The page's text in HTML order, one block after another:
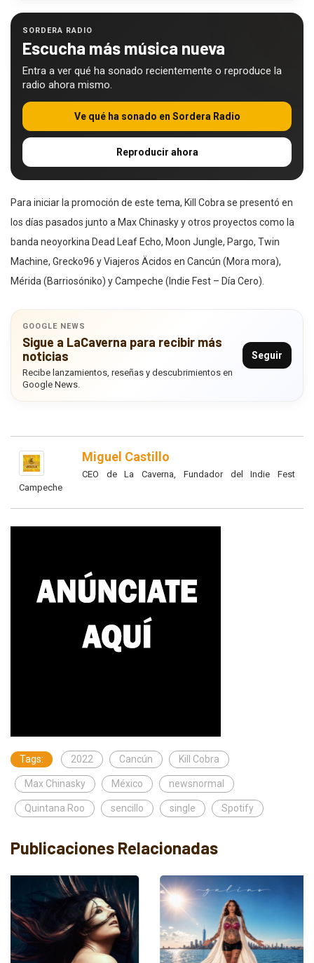
SORDERA RADIO
Escucha más música nueva
Entra a ver qué ha sonado recientemente o reproduce la
radio ahora mismo.
Ve qué ha sonado en Sordera Radio
Reproducir ahora
Para iniciar la promoción de este tema, Kill Cobra se presentó en
los días pasados junto a Max Chinasky y otros proyectos como la
banda neoyorkina Dead Leaf Echo, Moon Jungle, Pargo, Twin
Machine, Grecko96 y Viajeros Äcidos en Cancún (Mora mora),
Mérida (Barriosóniko) y Campeche (Indie Fest – Día Cero).
GOOGLE NEWS
Sigue a LaCaverna para recibir más
noticias
Recibe lanzamientos, reseñas y descubrimientos en
Google News.
Seguir
Miguel Castillo
CEO de La Caverna, Fundador del Indie Fest
Campeche
Tags: 2022 Cancún Kill Cobra
Max Chinasky México newsnormal
Quintana Roo sencillo single Spotify
Publicaciones Relacionadas